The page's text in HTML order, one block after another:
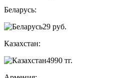
Беларусь:
29 руб.
Казахстан:
4990 тг.